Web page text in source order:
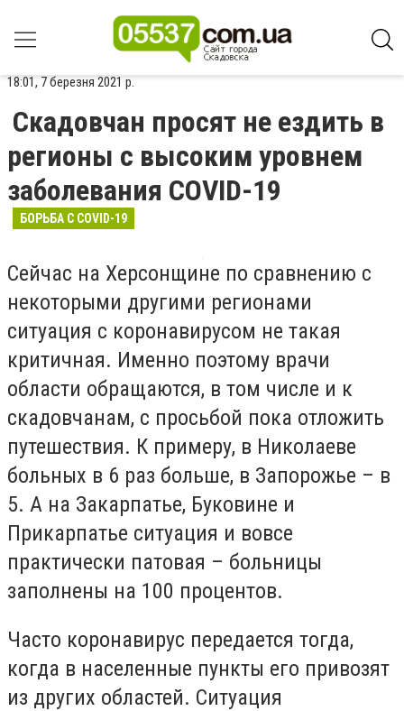
18:01, 7 березня 2021 р.
Скадовчан просят не ездить в
регионы с высоким уровнем
заболевания COVID-19
БОРЬБА С COVID-19
Сейчас на Херсонщине по сравнению с
некоторыми другими регионами
ситуация с коронавирусом не такая
критичная. Именно поэтому врачи
области обращаются, в том числе и к
скадовчанам, с просьбой пока отложить
путешествия. К примеру, в Николаеве
больных в 6 раз больше, в Запорожье – в
5. А на Закарпатье, Буковине и
Прикарпатье ситуация и вовсе
практически патовая – больницы
заполнены на 100 процентов.
Часто коронавирус передается тогда,
когда в населенные пункты его привозят
из других областей. Ситуация